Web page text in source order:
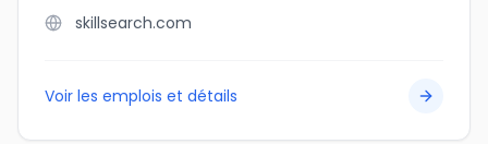
skillsearch.com
Voir les emplois et détails